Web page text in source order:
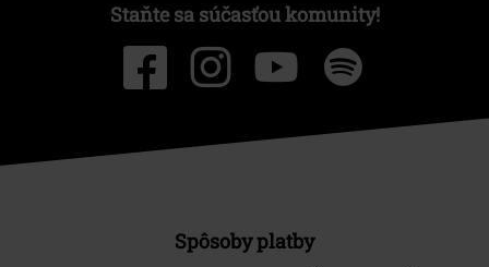
Staňte sa súčasťou komunity!
Spôsoby platby